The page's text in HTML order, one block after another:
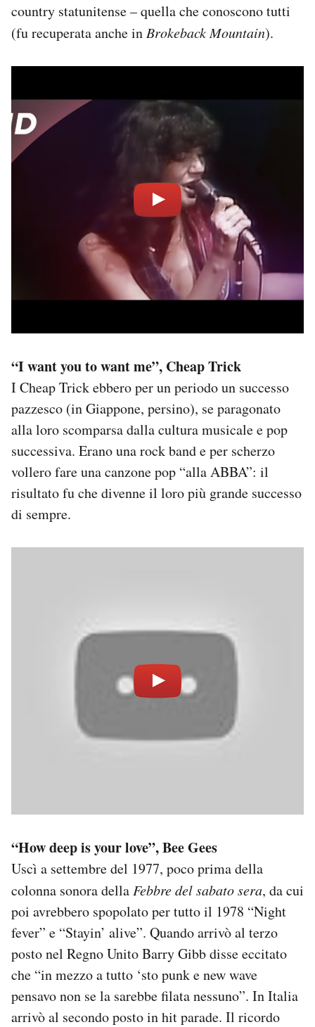
country statunitense – quella che conoscono tutti
(fu recuperata anche in Brokeback Mountain).
“I want you to want me”, Cheap Trick
I Cheap Trick ebbero per un periodo un successo
pazzesco (in Giappone, persino), se paragonato
alla loro scomparsa dalla cultura musicale e pop
successiva. Erano una rock band e per scherzo
vollero fare una canzone pop “alla ABBA”: il
risultato fu che divenne il loro più grande successo
di sempre.
“How deep is your love”, Bee Gees
Uscì a settembre del 1977, poco prima della
colonna sonora della Febbre del sabato sera, da cui
poi avrebbero spopolato per tutto il 1978 “Night
fever” e “Stayin’ alive”. Quando arrivò al terzo
posto nel Regno Unito Barry Gibb disse eccitato
che “in mezzo a tutto ‘sto punk e new wave
pensavo non se la sarebbe filata nessuno”. In Italia
arrivò al secondo posto in hit parade. Il ricordo